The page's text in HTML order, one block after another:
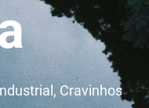
Cravinhos